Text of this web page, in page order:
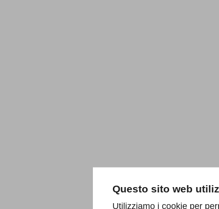
Questo sito web
Utilizziamo i cookie per